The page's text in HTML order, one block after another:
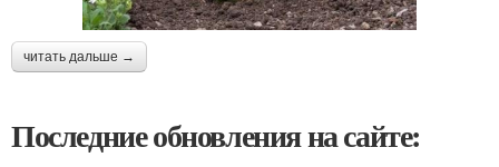
читать дальше →
Последние обновления на сайте: